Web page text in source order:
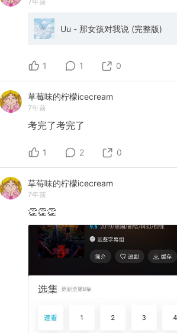
Uu - 那女孩对我说 (完整版)
1 1 0
草莓味的柠檬icecream
7年前
考完了考完了
1 2 0
草莓味的柠檬icecream
7年前
👏👏👏